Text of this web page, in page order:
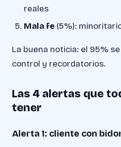
reales
Mala fe (5%):
La buena noticia: el 95%
control y recordatorios.
Las 4 alertas que
tener
Alerta 1: cliente con